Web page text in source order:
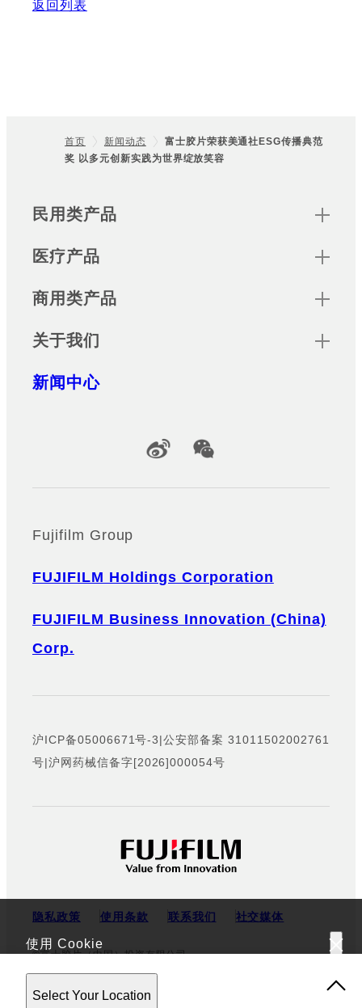
使用 Cookie
该网站使用 Cookie。使用该网站，表示您同意我们的
策 。
Select Your Location
返回列表
Footer
首页 新闻动态
富士胶片荣获美通社ESG传播典范
奖 以多元创新实践为世界绽放笑容
Sitemap
民用类产品
医疗产品
商用类产品
关于我们
新闻中心
Official Social Media Accounts
Fujifilm Group
FUJIFILM Holdings Corporation
FUJIFILM Business Innovation (China)
Corp.
沪ICP备05006671号-3|公安部备案 31011502002761
号|沪网药械信备字[2026]000054号
隐私政策 使用条款 联系我们 社交媒体
©富士胶片（中国）投资有限公司